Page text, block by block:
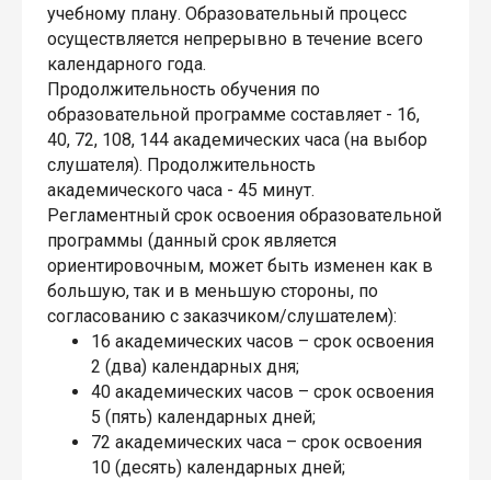
учебному плану. Образовательный процесс
осуществляется непрерывно в течение всего
календарного года.
Продолжительность обучения по
образовательной программе составляет - 16,
40, 72, 108, 144 академических часа (на выбор
слушателя). Продолжительность
академического часа - 45 минут.
Регламентный срок освоения образовательной
программы (данный срок является
ориентировочным, может быть изменен как в
большую, так и в меньшую стороны, по
согласованию с заказчиком/слушателем):
16 академических часов – срок освоения
2 (два) календарных дня;
40 академических часов – срок освоения
5 (пять) календарных дней;
72 академических часа – срок освоения
10 (десять) календарных дней;